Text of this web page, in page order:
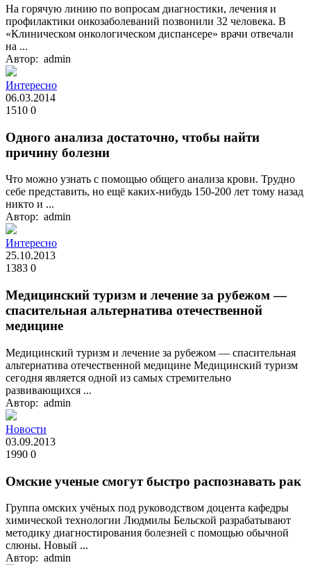
На горячую линию по вопросам диагностики, лечения и
профилактики онкозаболеваний позвонили 32 человека. В
«Клиническом онкологическом диспансере» врачи отвечали
на ...
Автор: admin
Интересно
06.03.2014
1510 0
Одного анализа достаточно, чтобы найти
причину болезни
Что можно узнать с помощью общего анализа крови. Трудно
себе представить, но ещё каких-нибудь 150-200 лет тому назад
никто и ...
Автор: admin
Интересно
25.10.2013
1383 0
Медицинский туризм и лечение за рубежом —
спасительная альтернатива отечественной
медицине
Медицинский туризм и лечение за рубежом — спасительная
альтернатива отечественной медицине Медицинский туризм
сегодня является одной из самых стремительно
развивающихся ...
Автор: admin
Новости
03.09.2013
1990 0
Омские ученые смогут быстро распознавать рак
Группа омских учёных под руководством доцента кафедры
химической технологии Людмилы Бельской разрабатывают
методику диагностирования болезней с помощью обычной
слюны. Новый ...
Автор: admin